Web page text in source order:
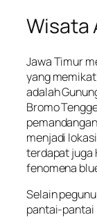
Wisata
Jawa Timur
yang
adalah
Bromo
menjadi
terdapat juga
fenomena
Selain
pantai-pantai